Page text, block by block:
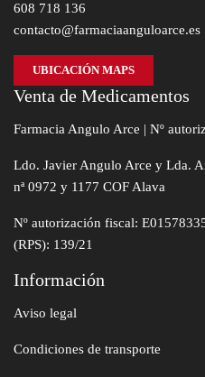
608 718 136
contacto@farmaciaanguloarce.es
UBICACIÓN MAPS
Venta de Medicamentos
Farmacia Angulo Arce | Nº
Ldo. Javier Angulo Arce y Lda.
nª 0972 y 1177 COF Alava
Nº autorización fiscal:
(RPS): 139/21
Información
Aviso legal
Condiciones de transporte